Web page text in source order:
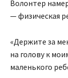
Волонтер
— физическая
«Держите за
на голову к
маленького